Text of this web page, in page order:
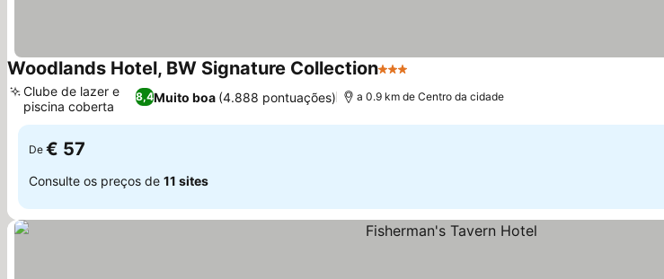
Woodlands Hotel, BW Signature Collection3 Estrelas
8,4Muito boa (4.888 pontuações)
Clube de lazer e
piscina coberta
a 0.9 km de Centro da cidade
De € 57
Consulte os preços de 11 sites